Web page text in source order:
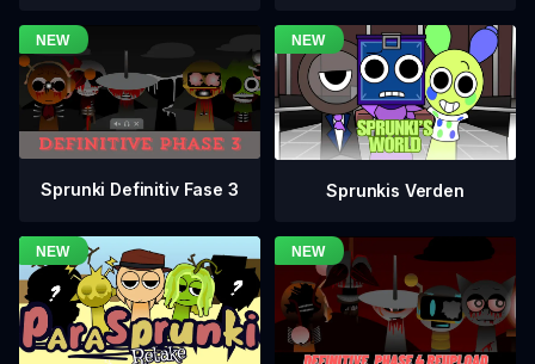
Sprunki Definitiv Fase 3 Sprunkis Verden